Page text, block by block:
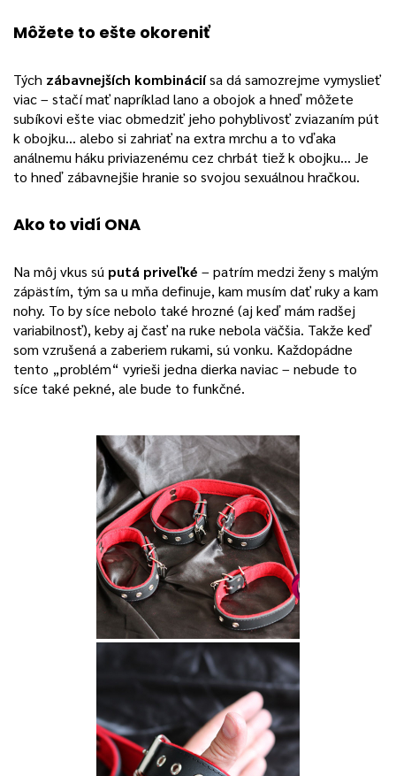
Môžete to ešte okoreniť
Tých zábavnejších kombináciísa dá samozrejme vymyslieť
viac – stačí mať napríklad lano a obojok a hneď môžete
subíkovi ešte viac obmedziť jeho pohyblivosť zviazaním pút
k obojku… alebo si zahriať na extra mrchu a to vďaka
análnemu háku priviazenému cez chrbát tiež k obojku… Je
to hneď zábavnejšie hranie so svojou sexuálnou hračkou.
Ako to vidí ONA
Na môj vkus sú putá priveľké – patrím medzi ženy s malým
zápästím, tým sa u mňa definuje, kam musím dať ruky a kam
nohy. To by síce nebolo také hrozné (aj keď mám radšej
variabilnosť), keby aj časť na ruke nebola väčšia. Takže keď
som vzrušená a zaberiem rukami, sú vonku. Každopádne
tento „problém“ vyrieši jedna dierka naviac – nebude to
síce také pekné, ale bude to funkčné.